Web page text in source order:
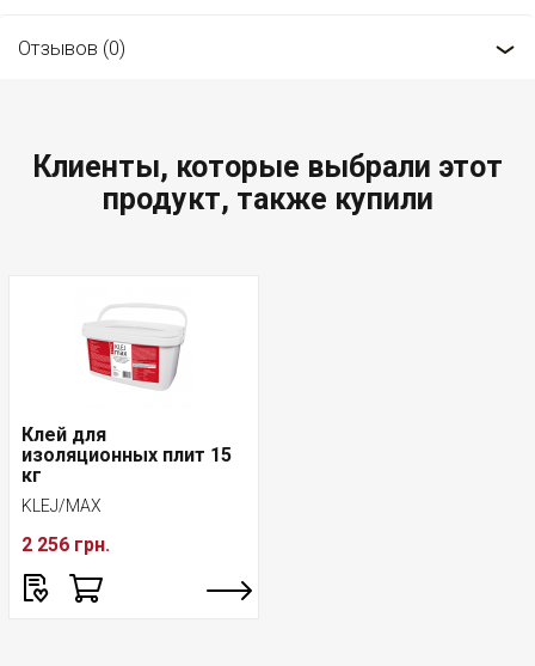
Отзывов (0)
Клиенты, которые выбрали этот
продукт, также купили
Клей для
изоляционных плит 15
кг
KLEJ/MAX
2 256 грн.